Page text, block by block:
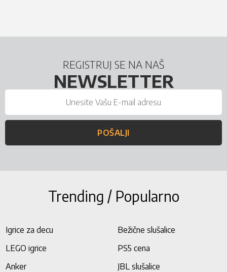
REGISTRUJ SE NA NAŠ
NEWSLETTER
POŠALJI
Trending / Popularno
Igrice za decu
Bežične slušalice
LEGO igrice
PS5 cena
Anker
JBL slušalice